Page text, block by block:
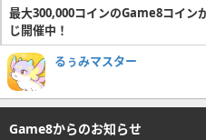
最大300,000コインのGame8コイン
じ開催中！
るぅみマスター
Game8からのお知らせ